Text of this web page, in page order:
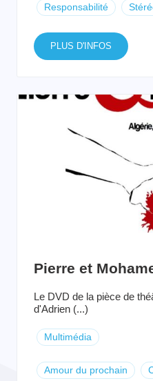
Responsabilité
PLUS D'INFOS
Pierre et
Le DVD de la pièce de
d'Adrien (...)
Multimédia
Amour du prochain